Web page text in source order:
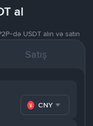
al
də USDT alın və satın
Satış
CNY